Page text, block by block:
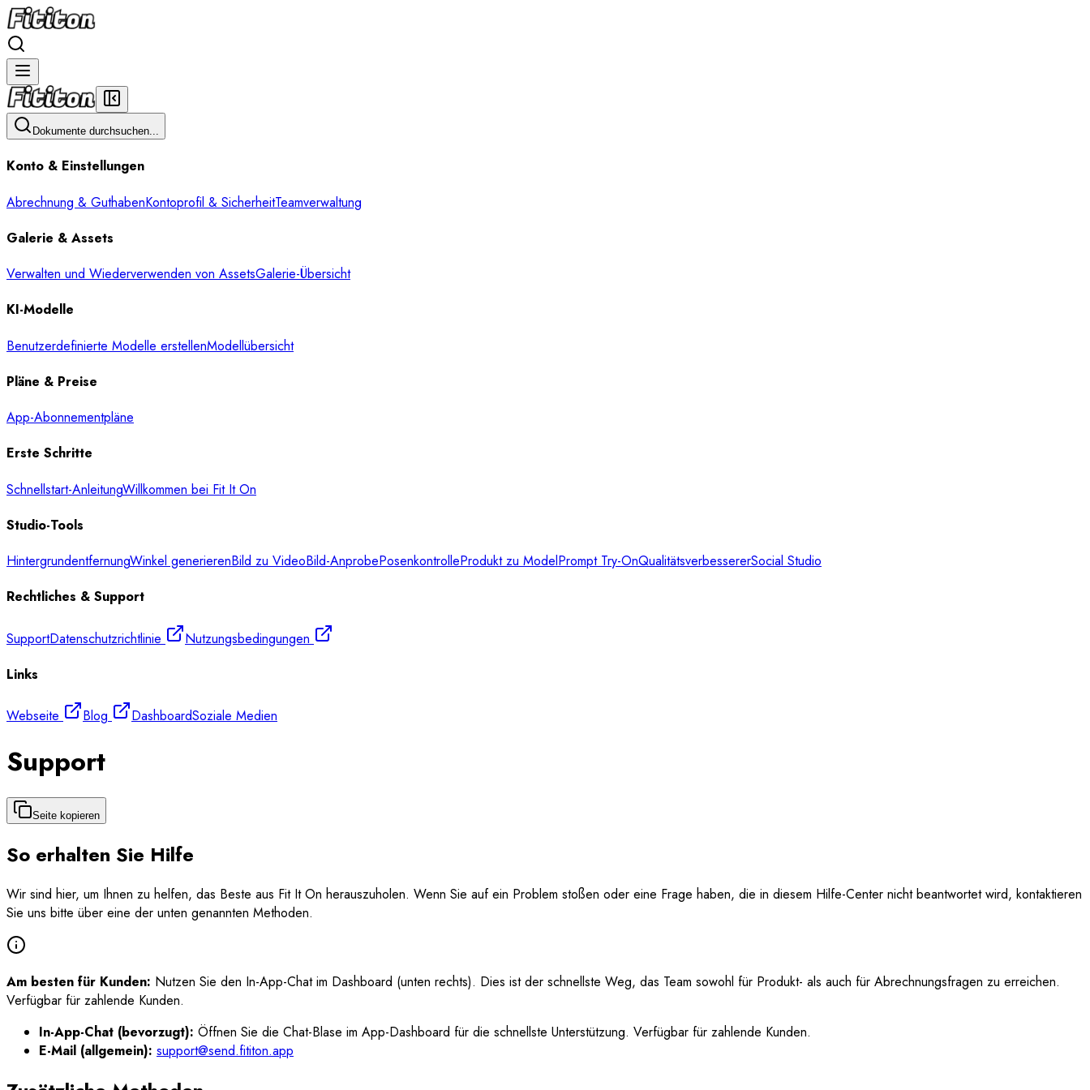
Dokumente durchsuchen...
Konto & Einstellungen
Abrechnung & GuthabenKontoprofil & SicherheitTeamverwaltung
Galerie & Assets
Verwalten und Wiederverwenden von AssetsGalerie-Übersicht
KI-Modelle
Benutzerdefinierte Modelle erstellenModellübersicht
Pläne & Preise
App-Abonnementpläne
Erste Schritte
Schnellstart-AnleitungWillkommen bei Fit It On
Studio-Tools
HintergrundentfernungWinkel generierenBild zu VideoBild-AnprobePosenkontrolleProdukt zu ModelPrompt Try-OnQualitätsverbessererSocial Studio
Rechtliches & Support
SupportDatenschutzrichtlinie
Nutzungsbedingungen
Links
Webseite Blog DashboardSoziale Medien
Support
Seite kopieren
So erhalten Sie Hilfe
Wir sind hier, um Ihnen zu helfen, das Beste aus Fit It On herauszuholen. Wenn Sie auf ein Problem stoßen oder eine Frage haben, die in diesem Hilfe-Center nicht beantwortet wird, kontaktieren
Sie uns bitte über eine der unten genannten Methoden.
Am besten für Kunden: Nutzen Sie den In-App-Chat im Dashboard (unten rechts). Dies ist der schnellste Weg, das Team sowohl für Produkt- als auch für Abrechnungsfragen zu erreichen.
Verfügbar für zahlende Kunden.
In-App-Chat (bevorzugt): Öffnen Sie die Chat-Blase im App-Dashboard für die schnellste Unterstützung. Verfügbar für zahlende Kunden.
E-Mail (allgemein): support@send.fititon.app